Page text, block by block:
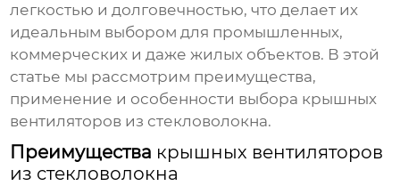
легкостью и долговечностью, что делает их
идеальным выбором для промышленных,
коммерческих и даже жилых объектов. В этой
статье мы рассмотрим преимущества,
применение и особенности выбора крышных
вентиляторов из стекловолокна.
Преимущества крышных вентиляторов
из стекловолокна